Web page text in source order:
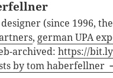
(since 1996,
, german UPA
archived:https://
by tom haberfellner